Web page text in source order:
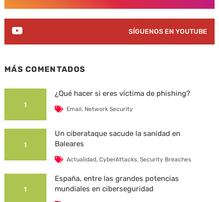
SÍGUENOS EN YOUTUBE
MÁS COMENTADOS
1
¿Qué hacer si eres víctima de phishing?
Email, Network Security
1
Un ciberataque sacude la sanidad en
Baleares
Actualidad,CyberAttacks,Security Breaches
1
España, entre las grandes potencias
mundiales en ciberseguridad